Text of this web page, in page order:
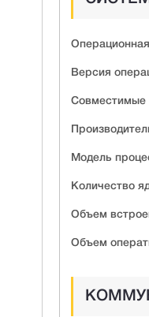
Версия
Совместимые
Модель
Количество
Объем
Объем